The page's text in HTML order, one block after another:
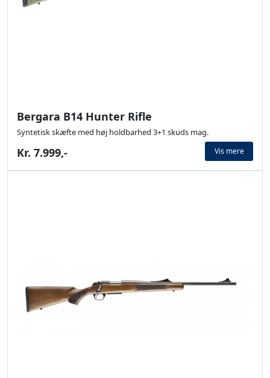
Bergara B14 Hunter Rifle
Syntetisk skæfte med høj holdbarhed 3+1 skuds mag.
Kr. 7.999,- Vis mere